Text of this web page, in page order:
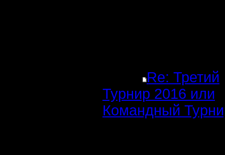
Re: Третий
Турнир 2016 или
Командный